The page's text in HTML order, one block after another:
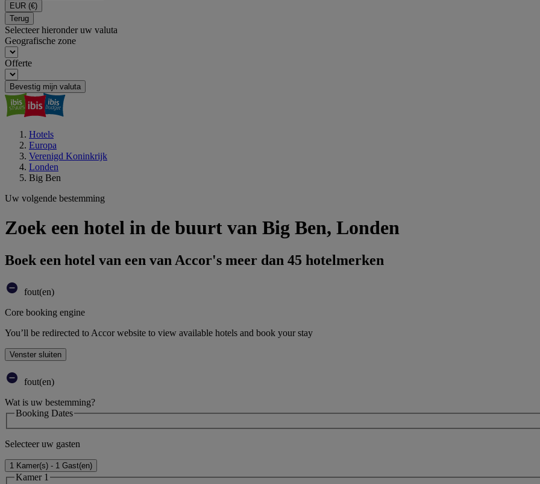
EUR (€)
Terug
Selecteer hieronder uw valuta
Geografische zone
Offerte
Bevestig mijn valuta
Hotels
Europa
Verenigd Koninkrijk
Londen
Big Ben
Uw volgende bestemming
Zoek een hotel in de buurt van Big Ben, Londen
Boek een hotel van een van Accor's meer dan 45 hotelmerken
fout(en)
Core booking engine
You’ll be redirected to Accor website to view available hotels and book your stay
Venster sluiten
fout(en)
Wat is uw bestemming?
Booking Dates
Selecteer uw gasten
1 Kamer(s) - 1 Gast(en)
Kamer 1